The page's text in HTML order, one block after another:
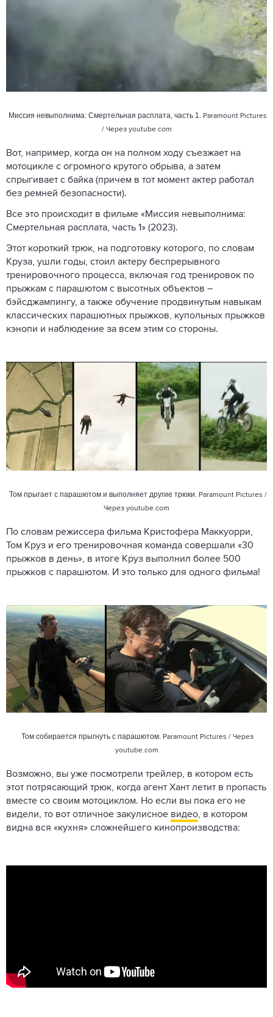
Миссия невыполнима: Смертельная расплата, часть 1.
Paramount Pictures
/ Через youtube.com
Вот, например, когда он на полном ходу съезжает на
мотоцикле с огромного крутого обрыва, а затем
спрыгивает с байка (причем в тот момент актер работал
без ремней безопасности).
Все это происходит в фильме «Миссия невыполнима:
Смертельная расплата, часть 1» (2023).
Этот короткий трюк, на подготовку которого, по словам
Круза, ушли годы, стоил актеру беспрерывного
тренировочного процесса, включая год тренировок по
прыжкам с парашютом с высотных объектов –
бэйсджампингу, а также обучение продвинутым навыкам
классических парашютных прыжков, купольных прыжков
кэнопи и наблюдение за всем этим со стороны.
Том прыгает с парашютом и выполняет другие трюки. Paramount Pictures /
Через youtube.com
По словам режиссера фильма Кристофера Маккуорри,
Том Круз и его тренировочная команда совершали «30
прыжков в день», в итоге Круз выполнил более 500
прыжков с парашютом. И это только для одного фильма!
Том собирается прыгнуть с парашютом. Paramount Pictures / Через
youtube.com
Возможно, вы уже посмотрели трейлер, в котором есть
этот потрясающий трюк, когда агент Хант летит в пропасть
вместе со своим мотоциклом. Но если вы пока его не
видели, то вот отличное закулисное видео, в котором
видна вся «кухня» сложнейшего кинопроизводства: